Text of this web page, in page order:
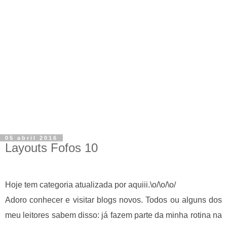
05 abril 2016
Layouts Fofos 10
Hoje tem categoria atualizada por aquiii.\o/\o/\o/
Adoro conhecer e visitar blogs novos. Todos ou alguns dos
meu leitores sabem disso: já fazem parte da minha rotina na